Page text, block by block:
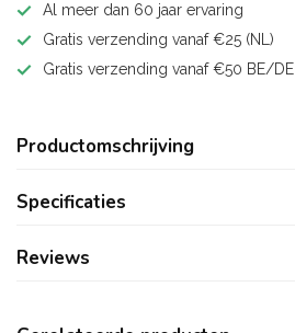
Al meer dan 60 jaar ervaring
Gratis verzending vanaf €25 (NL)
Gratis verzending vanaf €50 BE/DE
Productomschrijving
Specificaties
Reviews